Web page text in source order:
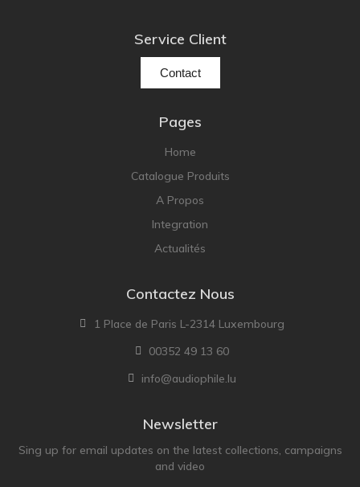
Service Client
Contact
Pages
Home
Catalogue Produits
A Propos
Integration
Actualités
Contactez Nous
1 Place de Paris L-2314 Luxembourg
00352 49 13 60
info@audiophile.lu
Newsletter
Sing up for email updates on the latest collections, campaigns
and video